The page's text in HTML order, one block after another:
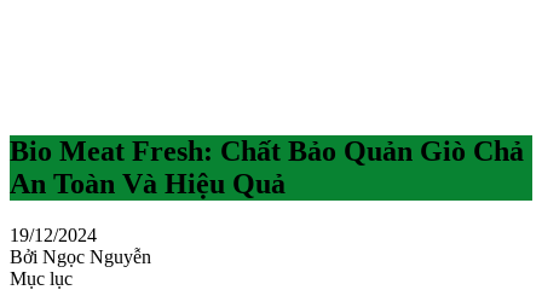
Bio Meat Fresh: Chất Bảo Quản Giò Chả
An Toàn Và Hiệu Quả
19/12/2024
Bởi Ngọc Nguyễn
Mục lục